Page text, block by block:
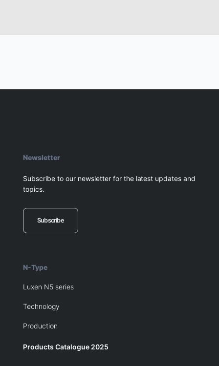
Newsletter
Subscribe to our newsletter for the latest updates and
topics.
Subscribe
N-Type
Luxen N5 series
Technology
Production
Products Catalogue 2025